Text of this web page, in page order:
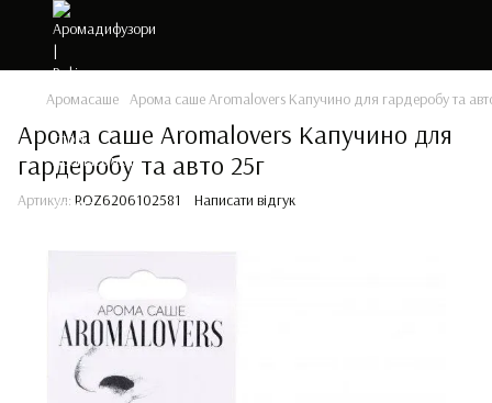
Аромасаше Арома саше Aromalovers Капучино для гардеробу та
Арома саше Aromalovers Капучино для
гардеробу та авто 25г
Артикул: ROZ6206102581 Написати відгук